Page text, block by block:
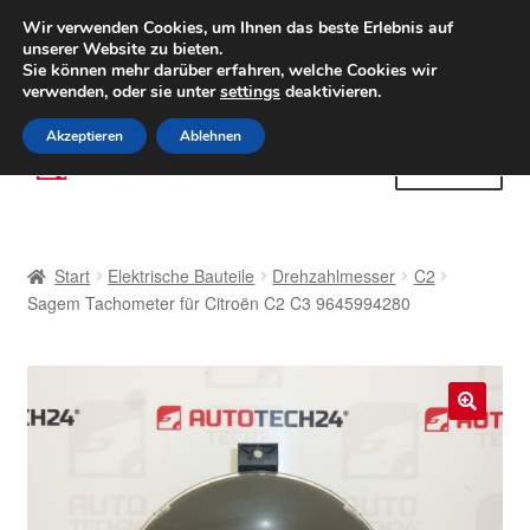
LIEFERUNG ab 6 EUR
Weltweiter Versand
(800) 500 564Mo-Fr 9-16 Uhr
Zur
Navigation
Zum
Inhalt
AGB
Beschwerdeordnung
Datenschutz-Bestimmungen
Start Elektrische Bauteile Drehzahlmesser
C2
Sagem Tachometer für Citroën C2 C3 9645994280
🔍
Wir verwenden Cookies, um Ihnen das beste Erlebnis auf
unserer Website zu bieten.
Sie können mehr darüber erfahren, welche Cookies wir
verwenden, oder sie untersettings deaktivieren.
Akzeptieren Ablehnen